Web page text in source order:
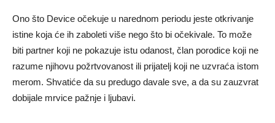
Ono što Device očekuje u narednom periodu jeste otkrivanje
istine koja će ih zaboleti više nego što bi očekivale. To može
biti partner koji ne pokazuje istu odanost, član porodice koji ne
razume njihovu požrtvovanost ili prijatelj koji ne uzvraća istom
merom. Shvatiće da su predugo davale sve, a da su zauzvrat
dobijale mrvice pažnje i ljubavi.